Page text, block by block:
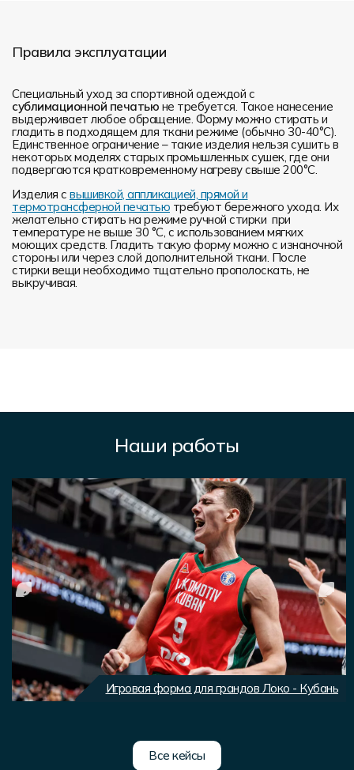
Правила эксплуатации
Специальный уход за спортивной одеждой с
сублимационной печатью не требуется. Такое нанесение
выдерживает любое обращение. Форму можно стирать и
гладить в подходящем для ткани режиме (обычно 30-40°С).
Единственное ограничение – такие изделия нельзя сушить в
некоторых моделях старых промышленных сушек, где они
подвергаются кратковременному нагреву свыше 200°С.
Изделия с вышивкой, аппликацией, прямой и
термотрансферной печатью требуют бережного ухода. Их
желательно стирать на режиме ручной стирки при
температуре не выше 30 °C, с использованием мягких
моющих средств. Гладить такую форму можно с изнаночной
стороны или через слой дополнительной ткани. После
стирки вещи необходимо тщательно прополоскать, не
выкручивая.
Наши работы
Игровая форма для грандов Локо - Кубань
Все кейсы